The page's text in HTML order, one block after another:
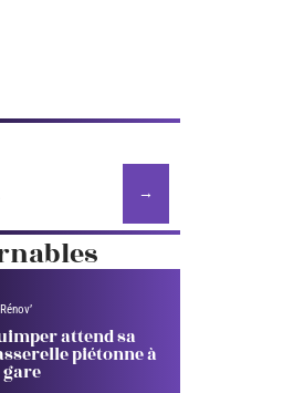
Rénov’
attend sa
piétonne à